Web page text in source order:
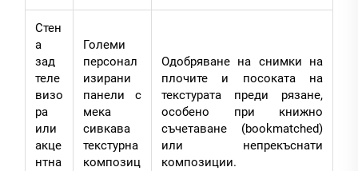
Стен
а
зад
теле
визо
ра
или
акце
нтна
Големи
персонал
изирани
панели с
мека
сивкава
текстурна
композиц
Одобряване на снимки на
плочите и посоката на
текстурата преди рязане,
особено при книжно
съчетаване (bookmatched)
или непрекъснати
композиции.